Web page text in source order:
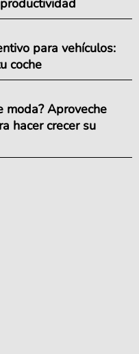
para vehículos:
coche
moda? Aproveche
hacer crecer su